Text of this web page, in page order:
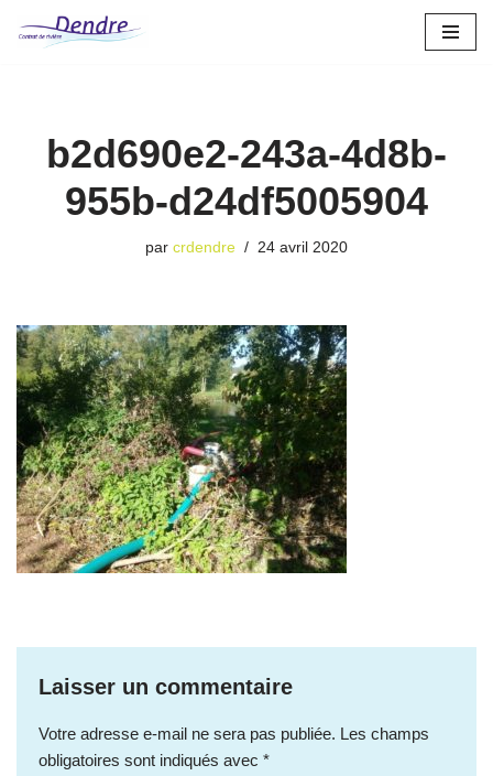
b2d690e2-243a-4d8b-
955b-d24df5005904
par crdendre 24 avril 2020
Laisser un commentaire
Votre adresse e-mail ne sera pas publiée. Les champs
obligatoires sont indiqués avec *